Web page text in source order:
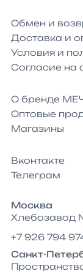
Обмен и
Доставка и
Условия и
Согласие на
О бренде
Оптовые
Магазины
Вконтакте
Телеграм
Москва
Хлебозавод
+7 926 794
Санкт-